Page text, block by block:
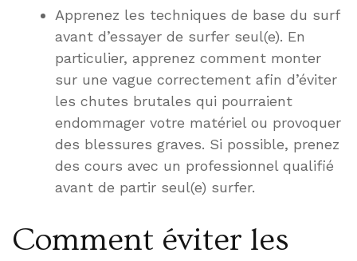
Apprenez les techniques de base du surf
avant d’essayer de surfer seul(e). En
particulier, apprenez comment monter
sur une vague correctement afin d’éviter
les chutes brutales qui pourraient
endommager votre matériel ou provoquer
des blessures graves. Si possible, prenez
des cours avec un professionnel qualifié
avant de partir seul(e) surfer.
Comment éviter les